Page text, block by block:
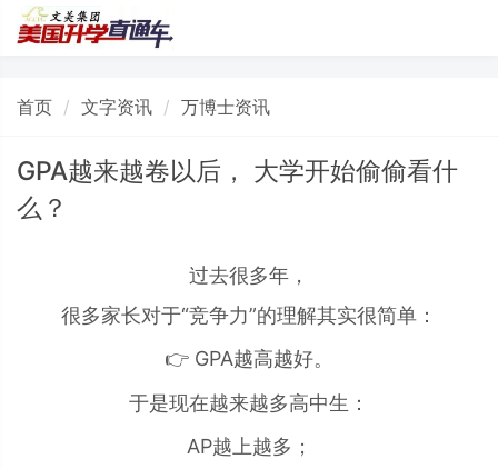
首页 文字资讯 万博士资讯
GPA越来越卷以后， 大学开始偷偷看什
么？
过去很多年，
很多家长对于“竞争力”的理解其实很简单：
👉 GPA越高越好。
于是现在越来越多高中生：
AP越上越多；